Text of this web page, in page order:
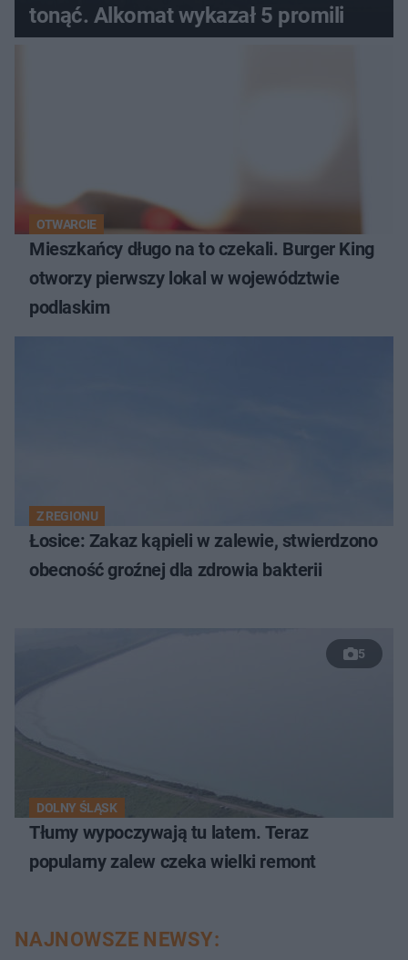
tonąć. Alkomat wykazał 5 promili
OTWARCIE
Mieszkańcy długo na to czekali. Burger King
otworzy pierwszy lokal w województwie
podlaskim
Z REGIONU
Łosice: Zakaz kąpieli w zalewie, stwierdzono
obecność groźnej dla zdrowia bakterii
5
DOLNY ŚLĄSK
Tłumy wypoczywają tu latem. Teraz
popularny zalew czeka wielki remont
NAJNOWSZE NEWSY: